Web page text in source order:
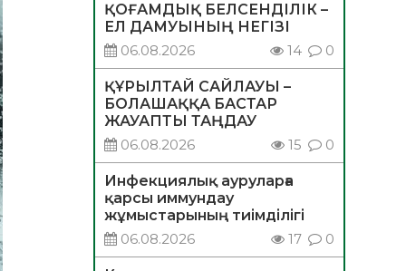
ҚОҒАМДЫҚ БЕЛСЕНДІЛІК –
ЕЛ ДАМУЫНЫҢ НЕГІЗІ
06.08.2026
14 0
ҚҰРЫЛТАЙ САЙЛАУЫ –
БОЛАШАҚҚА БАСТАР
ЖАУАПТЫ ТАҢДАУ
06.08.2026
15 0
Инфекциялық ауруларға
қарсы иммундау
жұмыстарының тиімділігі
06.08.2026
17 0